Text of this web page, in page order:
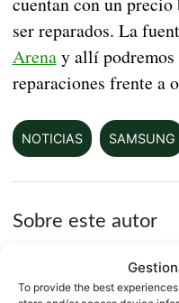
To provide the best
ser reparados. La
Arenay allí podremos
reparaciones frente a
NOTICIAS SAMSUNG
Sobre este autor